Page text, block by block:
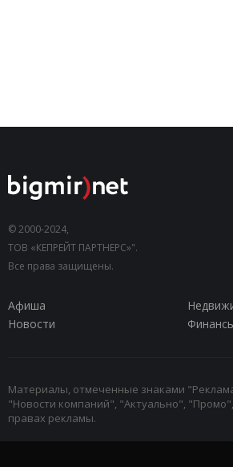
© 2000-2024,
ТОВ «КЕПРЕЙТ ПАРТНЕРС»".
Все права защищены.
Афиша
Новости
Материалы, отмеченные знаками
"Новости компаний", "Актуально",
правах рекламы.